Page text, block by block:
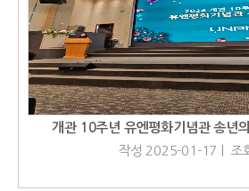
개관 10주년 유엔평화기념관 송년
작성 2025-01-17 | 조